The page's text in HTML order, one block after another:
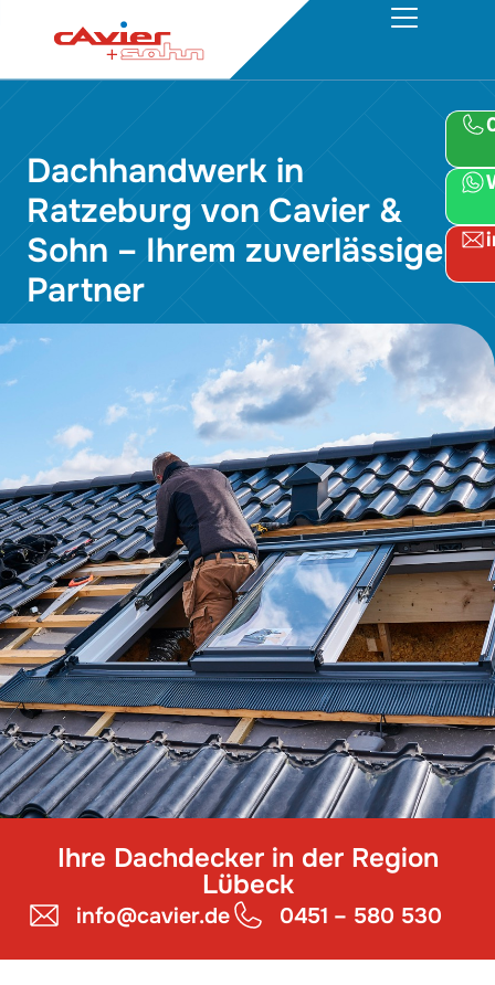
Dachhandwerk in
Ratzeburg von Cavier &
Sohn – Ihrem zuverlässigen
Partner
Ihre Dachdecker in der Region
Lübeck
info@cavier.de 0451 – 580 530